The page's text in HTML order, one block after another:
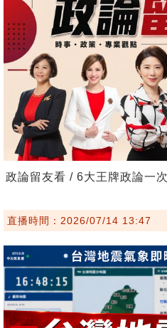
政論留友看 / 6大王牌政論一
直播時間：2026/07/14 13:47